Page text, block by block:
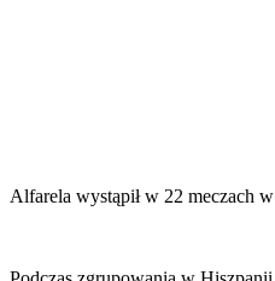
Alfarela wystąpił w 22 meczach